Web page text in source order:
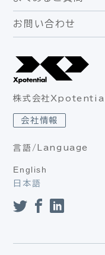
お問い合わせ
株式会社Xpotential
会社情報
言語/Language
English
日本語